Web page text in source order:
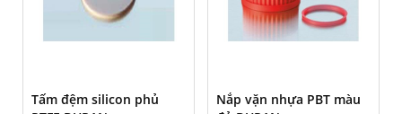
Tấm đệm silicon phủ
Nắp vặn nhựa PBT màu